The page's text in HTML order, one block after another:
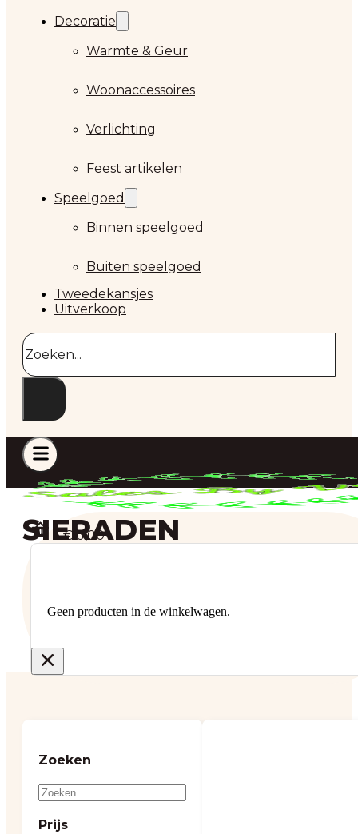
Decoratie
Warmte & Geur
Woonaccessoires
Verlichting
Feest artikelen
Speelgoed
Binnen speelgoed
Buiten speelgoed
Tweedekansjes
Uitverkoop
Zoeken
0 € 0,00
Geen producten in de winkelwagen.
SIERADEN
Zoeken
Prijs